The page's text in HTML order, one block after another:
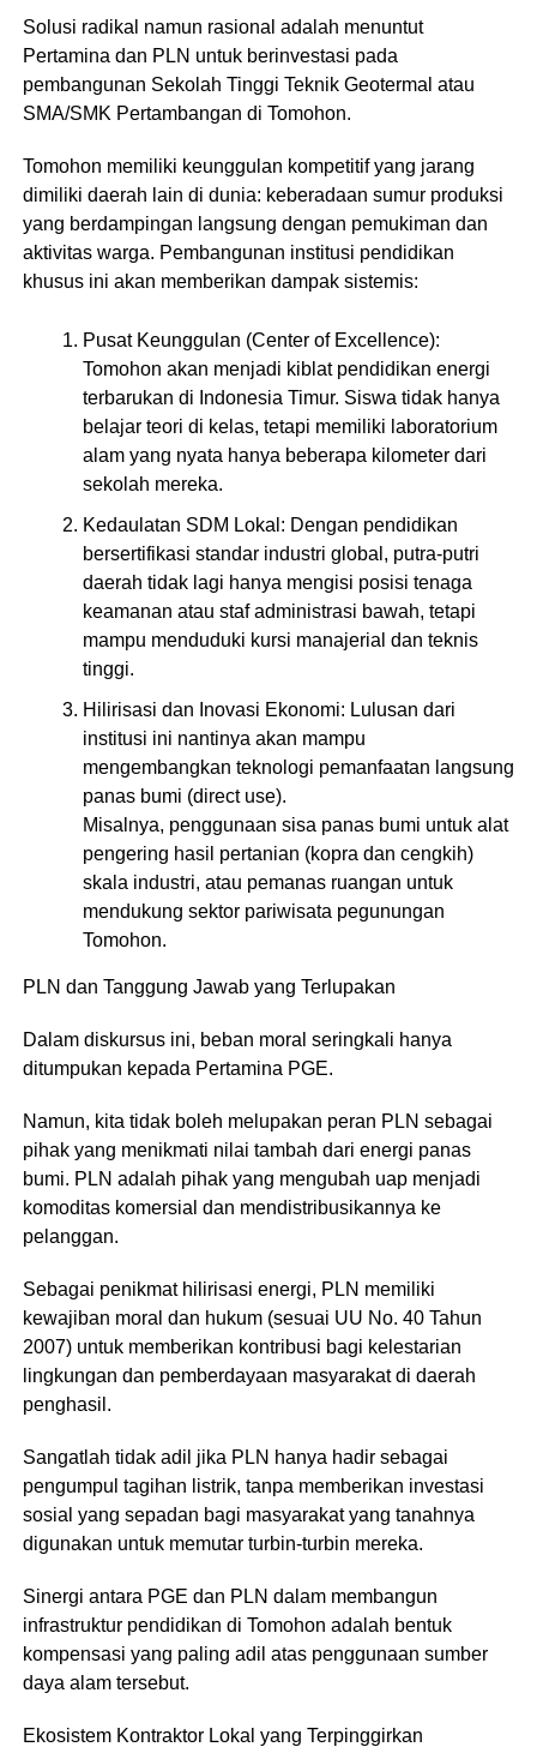
Solusi radikal namun rasional adalah menuntut
Pertamina dan PLN untuk berinvestasi pada
pembangunan Sekolah Tinggi Teknik Geotermal atau
SMA/SMK Pertambangan di Tomohon.
​Tomohon memiliki keunggulan kompetitif yang jarang
dimiliki daerah lain di dunia: keberadaan sumur produksi
yang berdampingan langsung dengan pemukiman dan
aktivitas warga. Pembangunan institusi pendidikan
khusus ini akan memberikan dampak sistemis:
​Pusat Keunggulan (Center of Excellence):
Tomohon akan menjadi kiblat pendidikan energi
terbarukan di Indonesia Timur. Siswa tidak hanya
belajar teori di kelas, tetapi memiliki laboratorium
alam yang nyata hanya beberapa kilometer dari
sekolah mereka.
​Kedaulatan SDM Lokal: Dengan pendidikan
bersertifikasi standar industri global, putra-putri
daerah tidak lagi hanya mengisi posisi tenaga
keamanan atau staf administrasi bawah, tetapi
mampu menduduki kursi manajerial dan teknis
tinggi.
​Hilirisasi dan Inovasi Ekonomi: Lulusan dari
institusi ini nantinya akan mampu
mengembangkan teknologi pemanfaatan langsung
panas bumi (direct use).
Misalnya, penggunaan sisa panas bumi untuk alat
pengering hasil pertanian (kopra dan cengkih)
skala industri, atau pemanas ruangan untuk
mendukung sektor pariwisata pegunungan
Tomohon.
​PLN dan Tanggung Jawab yang Terlupakan
​Dalam diskursus ini, beban moral seringkali hanya
ditumpukan kepada Pertamina PGE.
Namun, kita tidak boleh melupakan peran PLN sebagai
pihak yang menikmati nilai tambah dari energi panas
bumi. PLN adalah pihak yang mengubah uap menjadi
komoditas komersial dan mendistribusikannya ke
pelanggan.
​Sebagai penikmat hilirisasi energi, PLN memiliki
kewajiban moral dan hukum (sesuai UU No. 40 Tahun
2007) untuk memberikan kontribusi bagi kelestarian
lingkungan dan pemberdayaan masyarakat di daerah
penghasil.
Sangatlah tidak adil jika PLN hanya hadir sebagai
pengumpul tagihan listrik, tanpa memberikan investasi
sosial yang sepadan bagi masyarakat yang tanahnya
digunakan untuk memutar turbin-turbin mereka.
Sinergi antara PGE dan PLN dalam membangun
infrastruktur pendidikan di Tomohon adalah bentuk
kompensasi yang paling adil atas penggunaan sumber
daya alam tersebut.
​Ekosistem Kontraktor Lokal yang Terpinggirkan